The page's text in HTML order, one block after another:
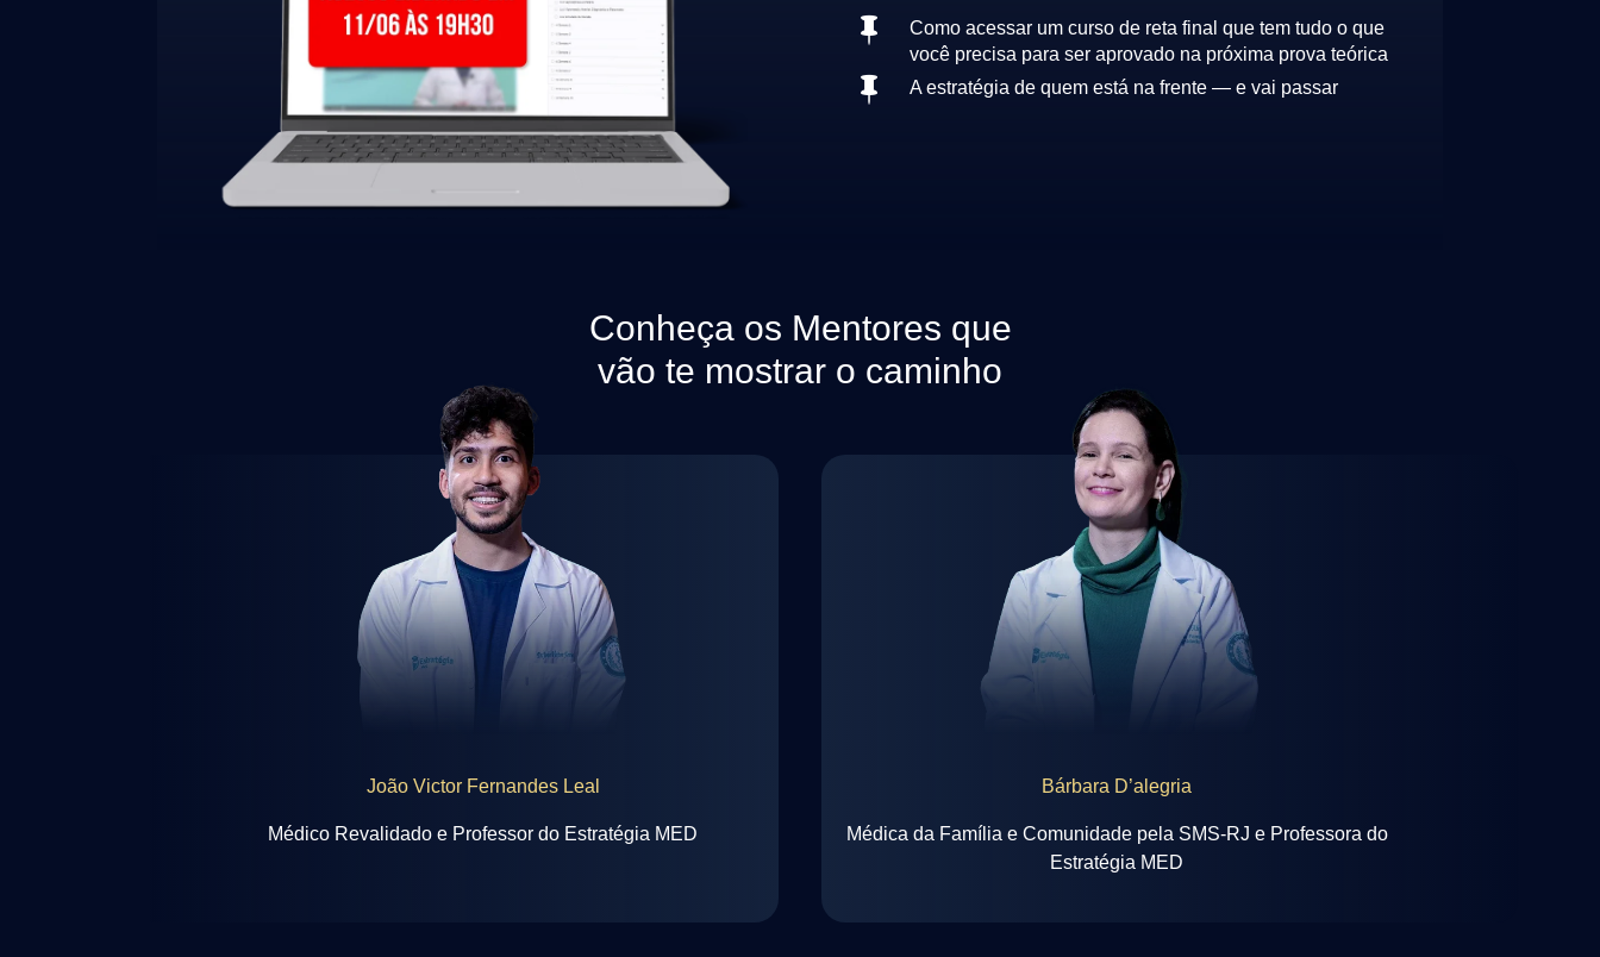

Como acessar um curso de reta final que tem tudo o que
você precisa para ser aprovado na próxima prova teórica
 A estratégia de quem está na frente — e vai passar
Conheça os Mentores que
vão te mostrar o caminho
João Victor Fernandes Leal
Médico Revalidado e Professor do Estratégia MED
Bárbara D’alegria
Médica da Família e Comunidade pela SMS-RJ e Professora do
Estratégia MED